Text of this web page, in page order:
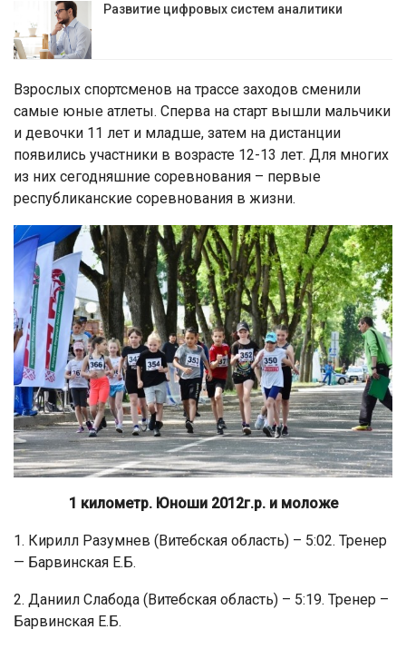
Развитие цифровых систем аналитики
Взрослых спортсменов на трассе заходов сменили
самые юные атлеты. Сперва на старт вышли мальчики
и девочки 11 лет и младше, затем на дистанции
появились участники в возрасте 12-13 лет. Для многих
из них сегодняшние соревнования – первые
республиканские соревнования в жизни.
1 километр. Юноши 2012г.р. и моложе
1. Кирилл Разумнев (Витебская область) – 5:02. Тренер
— Барвинская Е.Б.
2. Даниил Слабода (Витебская область) – 5:19. Тренер –
Барвинская Е.Б.